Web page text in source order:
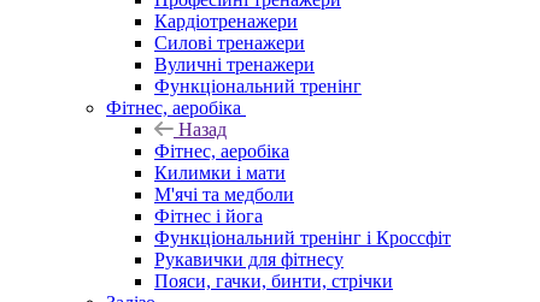
Кардіотренажери
Силові тренажери
Вуличні тренажери
Функціональний тренінг
Фітнес, аеробіка
Назад
Фітнес, аеробіка
Килимки і мати
М'ячі та медболи
Фітнес і йога
Функціональний тренінг і Кроссфіт
Рукавички для фітнесу
Пояси, гачки, бинти, стрічки